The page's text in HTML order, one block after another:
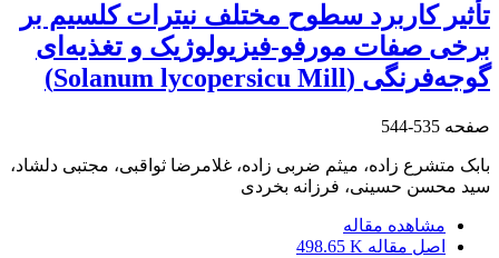
تأثیر کاربرد سطوح مختلف نیترات کلسیم بر
برخی صفات مورفو-فیزیولوژیک و تغذیه‌ای
گوجه‌فرنگی (Solanum lycopersicu Mill)
صفحه 535-544
بابک متشرع زاده، میثم ضربی زاده، غلامرضا ثواقبی، مجتبی دلشاد،
سید محسن حسینی، فرزانه بخردی
مشاهده مقاله
اصل مقاله 498.65 K